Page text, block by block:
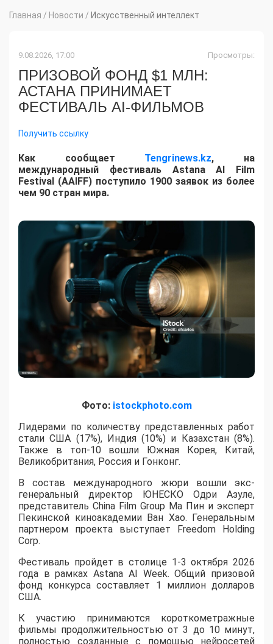
Главная / Новости / Искусственный интеллект
9.08.2026, 17:00 Просмотры:
ПРИЗОВОЙ ФОНД $1 МЛН:
АСТАНА ПРИНИМАЕТ
ФЕСТИВАЛЬ AI-ФИЛЬМОВ
Получить ссылку
Как сообщает Tengrinews.kz, на
международный фестиваль Astana AI Film
Festival (AAIFF) поступило 1900 заявок из более
чем 90 стран мира.
Фото: istockphoto.com
Лидерами по количеству представленных работ
стали США (17%), Индия (10%) и Казахстан (8%).
Также в топ-10 вошли Южная Корея, Китай,
Великобритания, Россия и Гонконг.
В состав международного жюри вошли экс-
генеральный директор ЮНЕСКО Одри Азуле,
представитель China Film Group Ма Пин и эксперт
Пекинской киноакадемии Ван Хао. Генеральным
партнером проекта выступает Freedom Holding
Corp.
​Фестиваль пройдет в столице 1-3 октября 2026
года в рамках Astana AI Week. Общий призовой
фонд конкурса составляет 1 миллион долларов
США.
К участию принимаются короткометражные
фильмы продолжительностью от 3 до 10 минут,
полностью созданные с помощью нейросетей